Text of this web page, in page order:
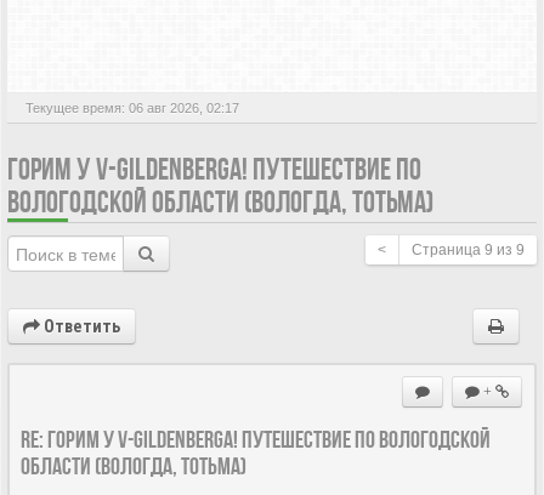
Текущее время: 06 авг 2026, 02:17
ГОРИМ У V-GILDENBERGA! ПУТЕШЕСТВИЕ ПО
ВОЛОГОДСКОЙ ОБЛАСТИ (ВОЛОГДА, ТОТЬМА)
< Страница 9 из 9
Ответить
+
Re: Горим у V-Gildenberga! Путешествие по Вологодской
области (Вологда, Тотьма)